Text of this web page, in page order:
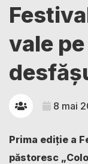
vale
8 mai
Prima ediție a
păstoresc